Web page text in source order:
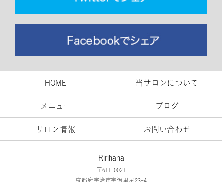
HOME 当サロンについて
メニュー ブログ
サロン情報 お問い合わせ
Ririhana
〒611-0021
京都府宇治市宇治里尻23-4